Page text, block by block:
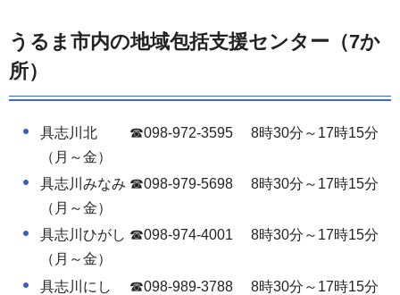
うるま市内の地域包括支援センター（7か
所）
具志川北 ☎098-972-3595 8時30分～17時15分
（月～金）
具志川みなみ ☎098-979-5698 8時30分～17時15分
（月～金）
具志川ひがし ☎098-974-4001 8時30分～17時15分
（月～金）
具志川にし ☎098-989-3788 8時30分～17時15分